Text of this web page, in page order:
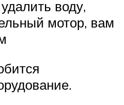
воду,
мотор, вам